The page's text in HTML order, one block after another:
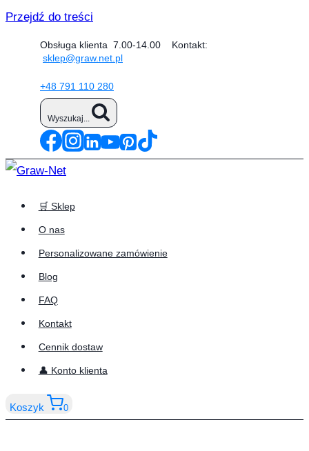
Przejdź do treści
Obsługa klienta 7.00-14.00 Kontakt:
sklep@graw.net.pl
+48 791 110 280
Wyszukaj...
🛒 Sklep
O nas
Personalizowane zamówienie
Blog
FAQ
Kontakt
Cennik dostaw
👤 Konto klienta
Koszyk 0